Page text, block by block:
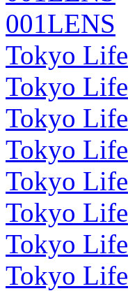
001LENS
Tokyo Life
Tokyo Life
Tokyo Life
Tokyo Life
Tokyo Life
Tokyo Life
Tokyo Life
Tokyo Life